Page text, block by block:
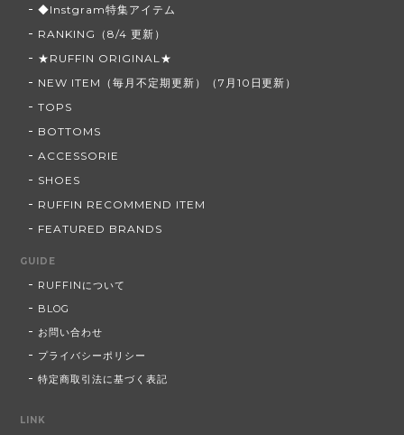
◆Instgram特集アイテム
RANKING（8/4 更新）
★RUFFIN ORIGINAL★
NEW ITEM（毎月不定期更新）（7月10日更新）
TOPS
BOTTOMS
ACCESSORIE
SHOES
RUFFIN RECOMMEND ITEM
FEATURED BRANDS
GUIDE
RUFFINについて
BLOG
お問い合わせ
プライバシーポリシー
特定商取引法に基づく表記
LINK